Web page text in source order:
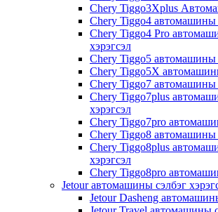
Chery Tiggo3Xplus
Chery Tiggo4 автомашины
Chery Tiggo4 Pro
хэрэгсэл
Chery Tiggo5 автомашины
Chery Tiggo5X
Chery Tiggo7 автомашины
Chery Tiggo7plus
хэрэгсэл
Chery Tiggo7pro
Chery Tiggo8 автомашины
Chery Tiggo8plus
хэрэгсэл
Chery Tiggo8pro
Jetour автомашины сэлбэг
Jetour Dasheng